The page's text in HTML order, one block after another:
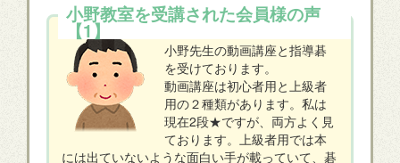
小野教室を受講された会員様の声
【1】
小野先生の動画講座と指導碁
を受けております。
動画講座は初心者用と上級者
用の２種類があります。私は
現在2段★ですが、両方よく見
ております。上級者用では本
には出ていないような面白い手が載っていて、碁